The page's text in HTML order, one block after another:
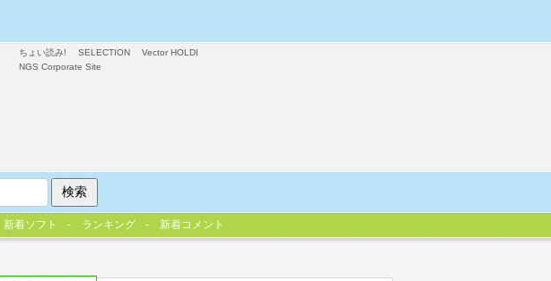
ちょい読み! SELECTION
Vector HOLDI
NGS Corporate Site
新着ソフト ランキング 新着コメント